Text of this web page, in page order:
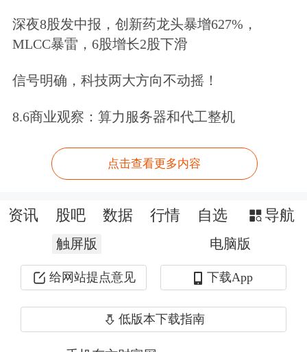
据参考消息网援引路透社1月23日报
把任何袭击都当作“针对我们的全面战
争”对待。
这位不便透露姓名的伊朗高级官员
说：“我们希望这次军事集结并非意在
引发真正的对抗，但我们的军队已做好
应对最坏情况的准备。这就是为什么伊
朗目前一切都处于高度戒备状态。”
这位官员还说：“这一次，我们将把任
何袭击——无论是有限的、无限的、外
深夜8股发中报，创新药龙头暴增627%，
MLCC暴雷，6股增长2股下滑
信号明确，科技两大方向不动摇！
8.6商业观察：算力服务器和代工整机
点击查看更多内容
资讯 股吧 数据 行情 自选 导航
触屏版 电脑版
给网站提点意见 下载App
低版本下载指南